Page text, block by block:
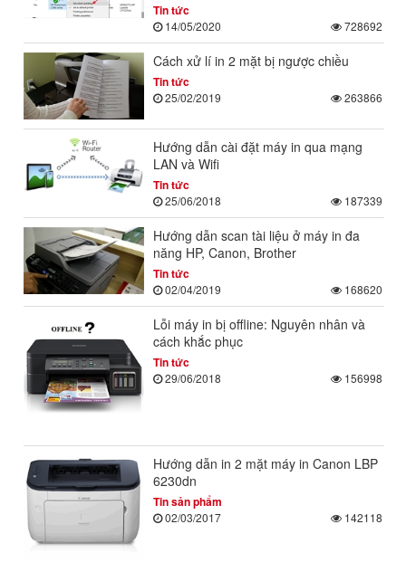
Tin tức
14/05/2020 728692
Cách xử lí in 2 mặt bị ngược chiều
Tin tức
25/02/2019 263866
Hướng dẫn cài đặt máy in qua mạng
LAN và Wifi
Tin tức
25/06/2018 187339
Hướng dẫn scan tài liệu ở máy in đa
năng HP, Canon, Brother
Tin tức
02/04/2019 168620
Lỗi máy in bị offline: Nguyên nhân và
cách khắc phục
Tin tức
29/06/2018 156998
Hướng dẫn in 2 mặt máy in Canon LBP
6230dn
Tin sản phẩm
02/03/2017 142118